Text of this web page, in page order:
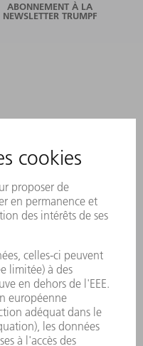
ABONNEMENT À LA
NEWSLETTER TRUMPF